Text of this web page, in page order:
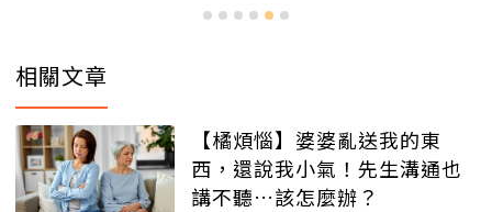
相關文章
【橘煩惱】婆婆亂送我的東
西，還說我小氣！先生溝通也
講不聽…該怎麼辦？